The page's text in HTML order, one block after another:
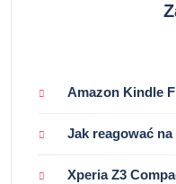
Amazon Kindle
Jak reagować
Xperia Z3